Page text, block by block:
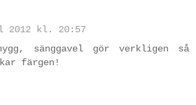
2012 kl. 20:57
sänggavel gör verkligen så
färgen!